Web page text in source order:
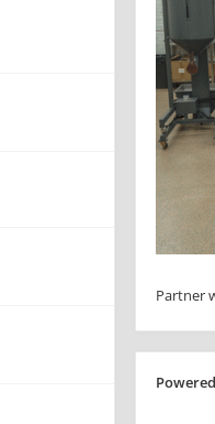
Partner